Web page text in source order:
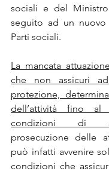
sociali e del
seguito ad un
Parti sociali.
La mancata
che non assicuri
protezione,
dell’attività fino al
condizioni di
prosecuzione delle
può infatti avvenire
condizioni che